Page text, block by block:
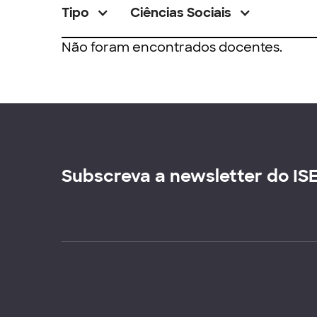
Tipo Ciências Sociais
Não foram encontrados docentes.
Subscreva a newsletter do